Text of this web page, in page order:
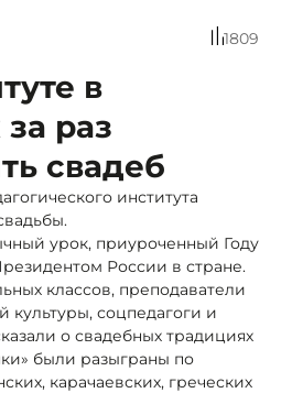
1809
в
раз
свадеб
института
урок, приуроченный Году
России в стране.
классов, преподаватели
культуры, соцпедагоги и
о свадебных традициях
были разыграны по
карачаевских, греческих